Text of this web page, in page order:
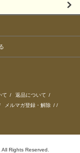
て / 返品について /
メルマガ登録・解除 / /
Rights Reserved.